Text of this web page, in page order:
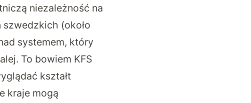
niezależność na
(około
systemem, który
To bowiem KFS
kształt
kraje mogą